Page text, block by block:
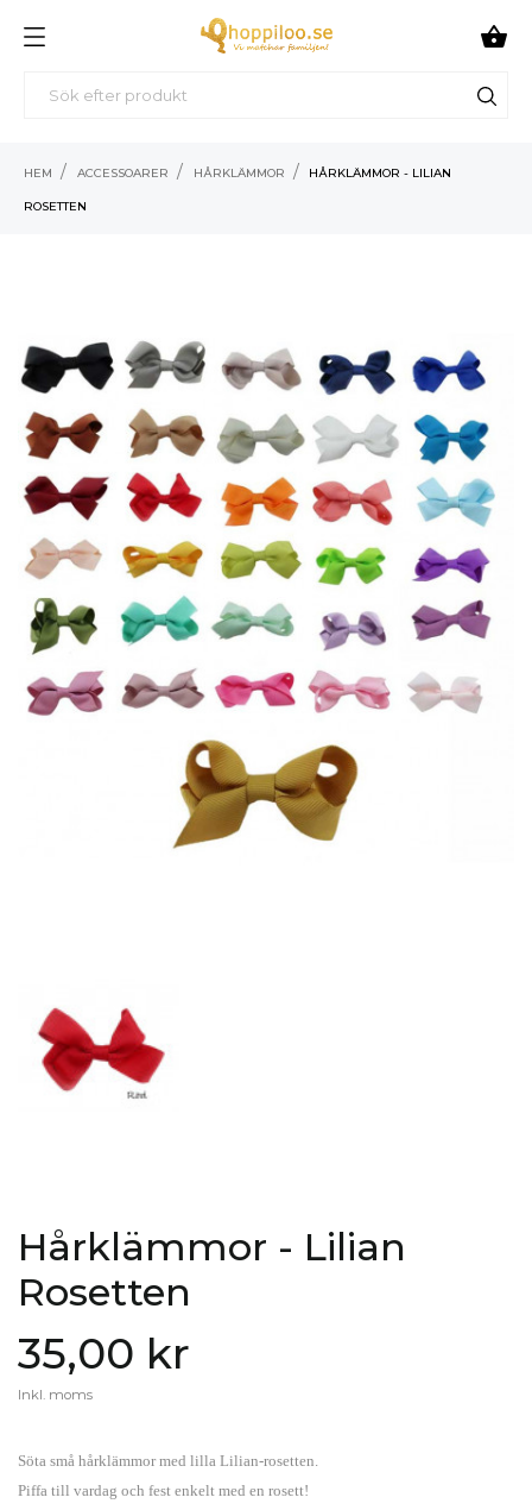

HEM ACCESSOARER HÅRKLÄMMOR HÅRKLÄMMOR - LILIAN
ROSETTEN
Hårklämmor - Lilian
Rosetten
35,00 kr
Inkl. moms
Söta små hårklämmor med lilla Lilian-rosetten.
Piffa till vardag och fest enkelt med en rosett!